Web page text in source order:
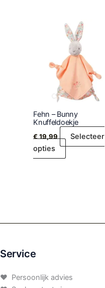
Fehn – Bunny
Knuffeldoekje
€19,99
Selecteer
opties
Service
♥ Persoonlijk advies